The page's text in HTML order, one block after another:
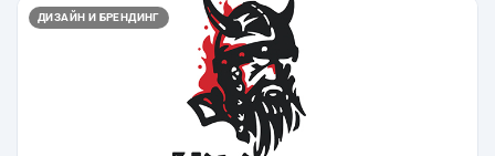
ДИЗАЙН И БРЕНДИНГ